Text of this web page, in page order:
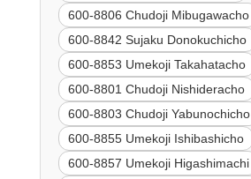
600-8806 Chudoji Mibugawacho
600-8842 Sujaku Donokuchicho
600-8853 Umekoji Takahatacho
600-8801 Chudoji Nishideracho
600-8803 Chudoji Yabunochicho
600-8855 Umekoji Ishibashicho
600-8857 Umekoji Higashimachi